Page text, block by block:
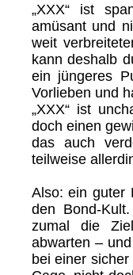
„XXX“ ist
amüsant und
weit
kann deshalb
ein jüngeres
Vorlieben und
„XXX“ ist
doch einen
das auch
teilweise
Also: ein guter
den Bond-
zumal die
abwarten –
bei einer